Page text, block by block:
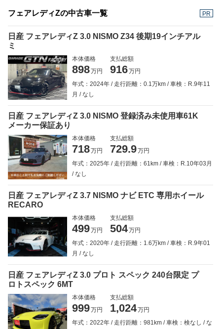
フェアレディZの中古車一覧 PR
日産 フェアレディZ 3.0 NISMO Z34 後期19インチアル
ミ
本体価格
898万円
支払総額
916万円
年式：2024年
走行距離：0.1万km
車検：R.9年11
月
なし
日産 フェアレディZ 3.0 NISMO 登録済み未使用車61K
メーカー保証あり
本体価格
718万円
支払総額
729.9万円
年式：2025年
走行距離：61km
車検：R.10年03月
なし
日産 フェアレディZ 3.7 NISMO ナビ ETC 専用ホイール
RECARO
本体価格
499万円
支払総額
504万円
年式：2020年
走行距離：1.6万km
車検：R.9年01
月
なし
日産 フェアレディZ 3.0 プロト スペック 240台限定 プ
ロトスペック 6MT
本体価格
999万円
支払総額
1,024万円
年式：2022年
走行距離：981km 車検：検なし
な